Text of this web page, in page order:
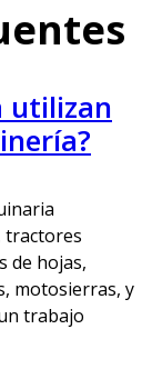
utilizan
tractores
de hojas,
motosierras, y
trabajo